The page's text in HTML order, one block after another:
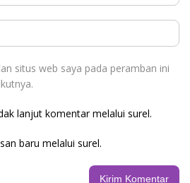
situs web saya pada peramban ini
lanjut komentar melalui surel.
baru melalui surel.